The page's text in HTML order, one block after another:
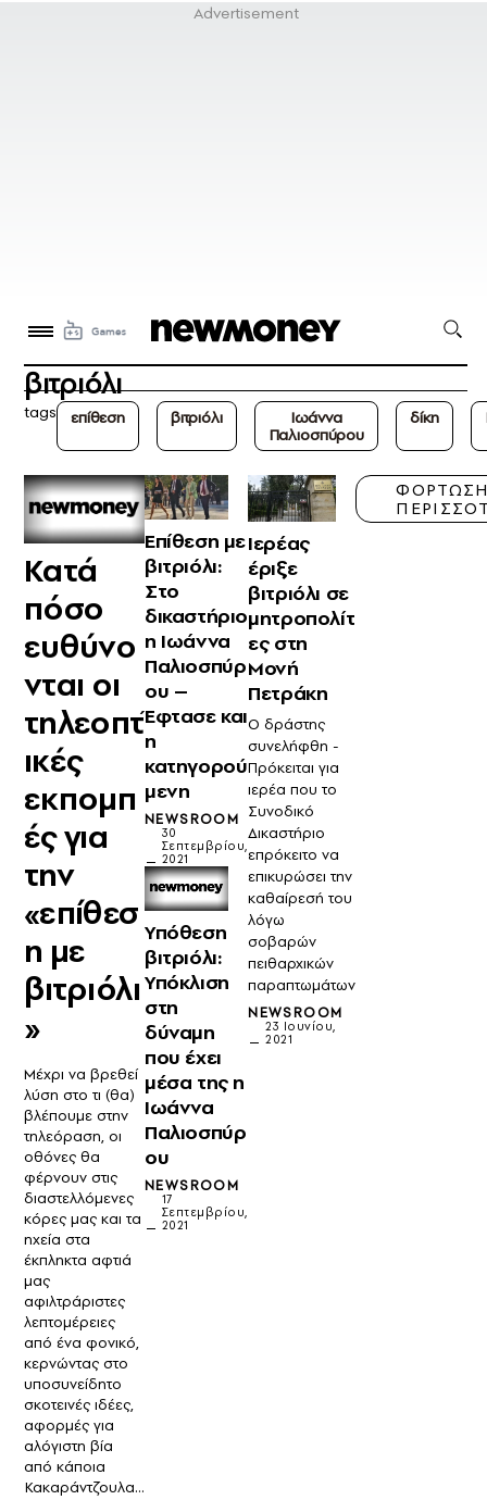
βιτριόλι
tags επίθεση βιτριόλι
Ιωάννα
Παλιοσπύρου
δίκη
Κατά
πόσο
ευθύνο
νται οι
τηλεοπτ
ικές
εκπομπ
ές για
την
«επίθεσ
η με
βιτριόλι
»
Μέχρι να βρεθεί
λύση στο τι (θα)
βλέπουμε στην
τηλεόραση, οι
οθόνες θα
φέρνουν στις
διαστελλόμενες
κόρες μας και τα
ηχεία στα
έκπληκτα αφτιά
μας
αφιλτράριστες
λεπτομέρειες
από ένα φονικό,
κερνώντας στο
υποσυνείδητο
σκοτεινές ιδέες,
αφορμές για
αλόγιστη βία
από κάποια
Κακαράντζουλα…
Επίθεση με
βιτριόλι:
Στο
δικαστήριο
η Ιωάννα
Παλιοσπύρ
ου –
Έφτασε και
η
κατηγορού
μενη
NEWSROOM
30
Σεπτεμβρίου,
2021
Υπόθεση
βιτριόλι:
Υπόκλιση
στη
δύναμη
που έχει
μέσα της η
Ιωάννα
Παλιοσπύρ
ου
NEWSROOM
17
Σεπτεμβρίου,
2021
Ιερέας
έριξε
βιτριόλι σε
μητροπολίτ
ες στη
Μονή
Πετράκη
Ο δράστης
συνελήφθη -
Πρόκειται για
ιερέα που το
Συνοδικό
Δικαστήριο
επρόκειτο να
επικυρώσει την
καθαίρεσή του
λόγω
σοβαρών
πειθαρχικών
παραπτωμάτων
NEWSROOM
23 Ιουνίου,
2021